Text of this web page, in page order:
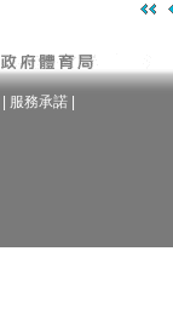
服務承諾